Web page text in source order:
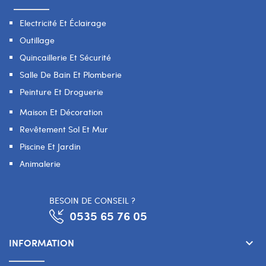
Electricité Et Éclairage
Outillage
Quincaillerie Et Sécurité
Salle De Bain Et Plomberie
Peinture Et Droguerie
Maison Et Décoration
Revêtement Sol Et Mur
Piscine Et Jardin
Animalerie
BESOIN DE CONSEIL ?
0535 65 76 05
INFORMATION keyboard_arrow_down